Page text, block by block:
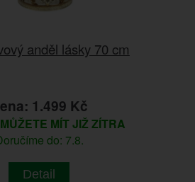
anděl lásky 70 cm
1.499 Kč
MŮŽETE MÍT JIŽ ZÍTRA
do: 7.8.
Detail